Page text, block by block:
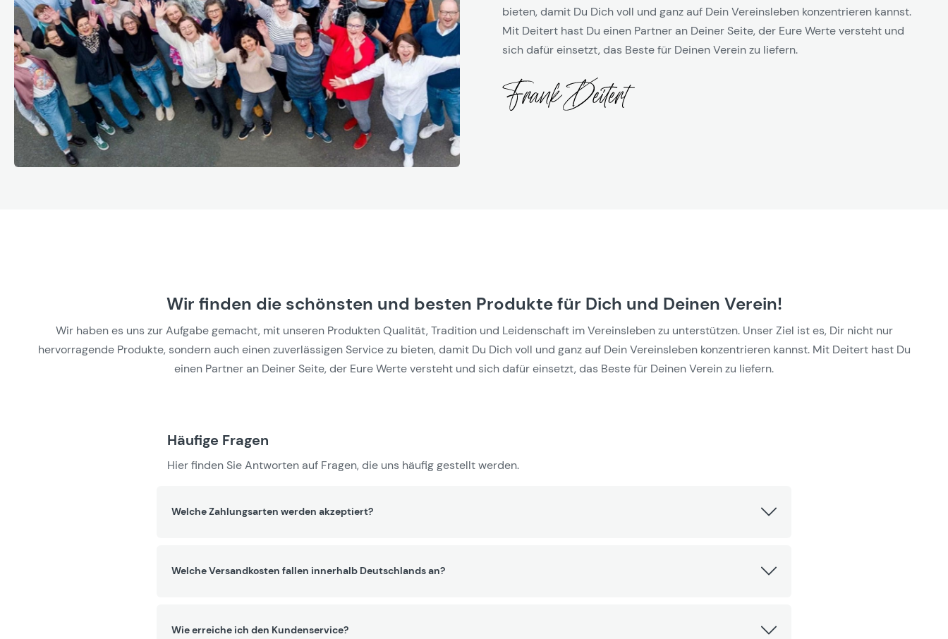
bieten, damit Du Dich voll und ganz auf Dein Vereinsleben konzentrieren kannst.
Mit Deitert hast Du einen Partner an Deiner Seite, der Eure Werte versteht und
sich dafür einsetzt, das Beste für Deinen Verein zu liefern.
Wir finden die schönsten und besten Produkte für Dich und Deinen Verein!
Wir haben es uns zur Aufgabe gemacht, mit unseren Produkten Qualität, Tradition und Leidenschaft im Vereinsleben zu unterstützen. Unser Ziel ist es, Dir nicht nur
hervorragende Produkte, sondern auch einen zuverlässigen Service zu bieten, damit Du Dich voll und ganz auf Dein Vereinsleben konzentrieren kannst. Mit Deitert hast Du
einen Partner an Deiner Seite, der Eure Werte versteht und sich dafür einsetzt, das Beste für Deinen Verein zu liefern.
Häufige Fragen
Hier finden Sie Antworten auf Fragen, die uns häufig gestellt werden.
Welche Zahlungsarten werden akzeptiert?
Welche Versandkosten fallen innerhalb Deutschlands an?
Wie erreiche ich den Kundenservice?